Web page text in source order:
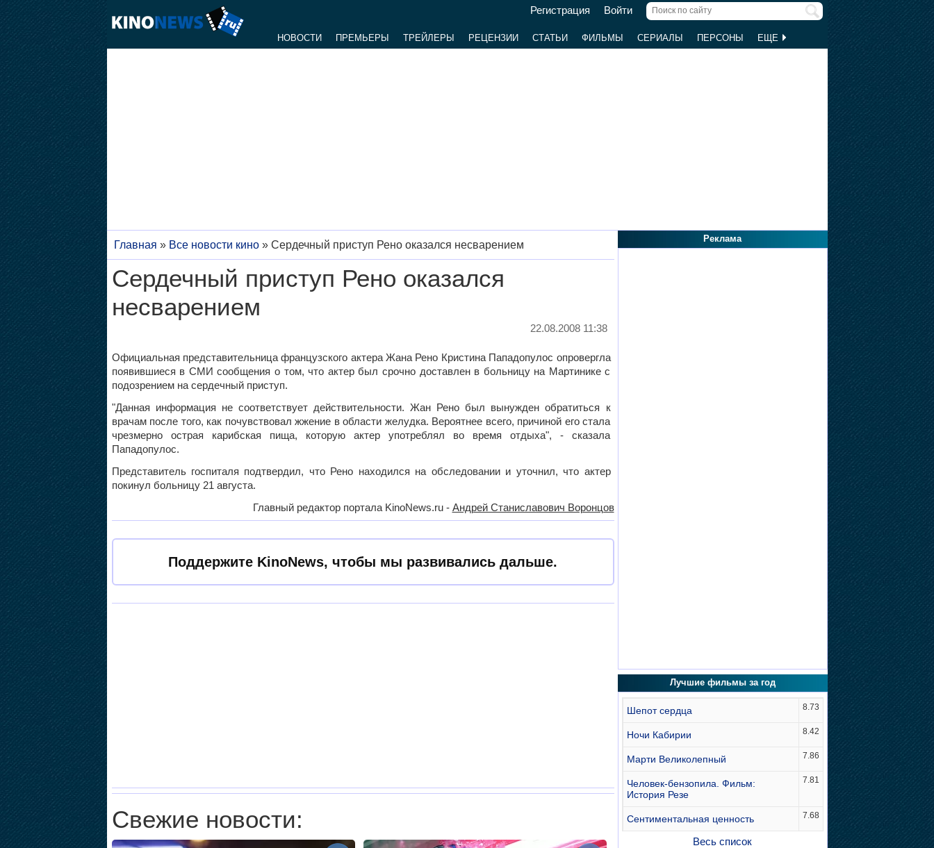
Регистрация Войти
НОВОСТИ ПРЕМЬЕРЫ ТРЕЙЛЕРЫ РЕЦЕНЗИИ СТАТЬИ ФИЛЬМЫ СЕРИАЛЫ ПЕРСОНЫ ЕЩЕ
Главная » Все новости кино» Сердечный приступ Рено оказался несварением
Сердечный приступ Рено оказался
несварением
22.08.2008 11:38
Официальная представительница французского актера Жана Рено Кристина Пападопулос опровергла
появившиеся в СМИ сообщения о том, что актер был срочно доставлен в больницу на Мартинике с
подозрением на сердечный приступ.
"Данная информация не соответствует действительности. Жан Рено был вынужден обратиться к
врачам после того, как почувствовал жжение в области желудка. Вероятнее всего, причиной его стала
чрезмерно острая карибская пища, которую актер употреблял во время отдыха", - сказала
Пападопулос.
Представитель госпиталя подтвердил, что Рено находился на обследовании и уточнил, что актер
покинул больницу 21 августа.
Главный редактор портала KinoNews.ru - Андрей Станиславович Воронцов
Поддержите KinoNews, чтобы мы развивались дальше.
Свежие новости:
Реклама
Лучшие фильмы за год
Шепот сердца 8.73
Ночи Кабирии 8.42
Марти Великолепный 7.86
Человек-бензопила. Фильм:
История Резе
7.81
Сентиментальная ценность 7.68
Весь список